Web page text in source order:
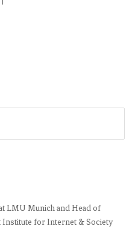
LMU Munich and Head of
Institute for Internet & Society